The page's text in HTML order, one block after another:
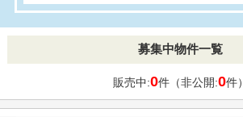
募集中物件一覧
販売中:0件（非公開:0件）